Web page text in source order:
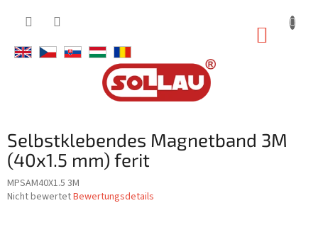
Selbstklebendes Magnetband 3M
(40x1.5 mm) ferit
MPSAM40X1.5 3M
Die
Nicht bewertetBewertungsdetails